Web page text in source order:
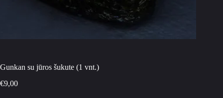
Gunkan su jūros šukute (1 vnt.)
€9,00